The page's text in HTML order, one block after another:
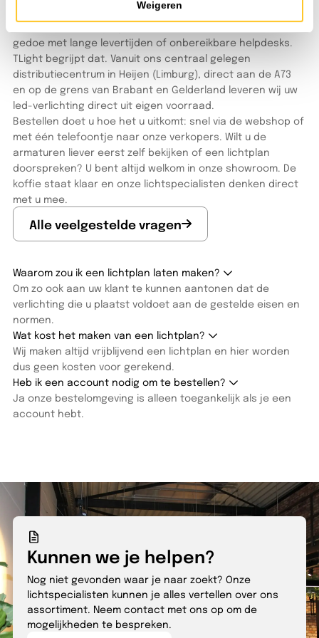
Weigeren
Veelgestelde vragen
Als installateur of projectleider wilt u doorwerken. Geen
gedoe met lange levertijden of onbereikbare helpdesks.
TLight begrijpt dat. Vanuit ons centraal gelegen
distributiecentrum in Heijen (Limburg), direct aan de A73
en op de grens van Brabant en Gelderland leveren wij uw
led-verlichting direct uit eigen voorraad.
Bestellen doet u hoe het u uitkomt: snel via de webshop of
met één telefoontje naar onze verkopers. Wilt u de
armaturen liever eerst zelf bekijken of een lichtplan
doorspreken? U bent altijd welkom in onze showroom. De
koffie staat klaar en onze lichtspecialisten denken direct
met u mee.
Alle veelgestelde vragen
Waarom zou ik een lichtplan laten maken?
Om zo ook aan uw klant te kunnen aantonen dat de
verlichting die u plaatst voldoet aan de gestelde eisen en
normen.
Wat kost het maken van een lichtplan?
Wij maken altijd vrijblijvend een lichtplan en hier worden
dus geen kosten voor gerekend.
Heb ik een account nodig om te bestellen?
Ja onze bestelomgeving is alleen toegankelijk als je een
account hebt.
Kunnen we je helpen?
Nog niet gevonden waar je naar zoekt? Onze
lichtspecialisten kunnen je alles vertellen over ons
assortiment. Neem contact met ons op om de
mogelijkheden te bespreken.